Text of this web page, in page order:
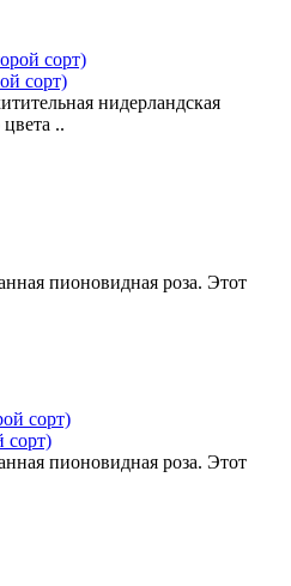
сорт)
нидерландская
..
пионовидная роза. Этот
сорт)
пионовидная роза. Этот